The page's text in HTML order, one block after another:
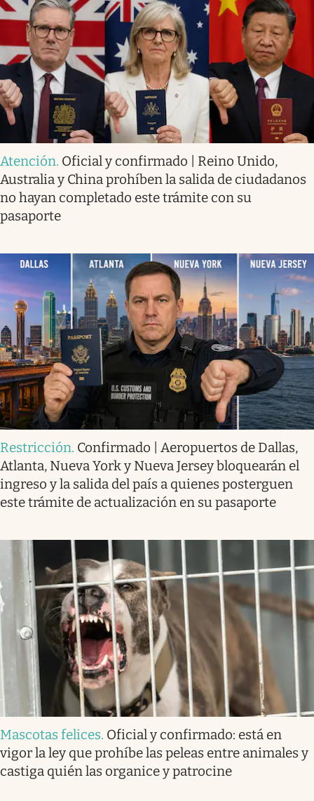
Atención. Oficial y confirmado | Reino Unido,
Australia y China prohíben la salida de ciudadanos
no hayan completado este trámite con su
pasaporte
Restricción. Confirmado | Aeropuertos de Dallas,
Atlanta, Nueva York y Nueva Jersey bloquearán el
ingreso y la salida del país a quienes posterguen
este trámite de actualización en su pasaporte
Mascotas felices. Oficial y confirmado: está en
vigor la ley que prohíbe las peleas entre animales y
castiga quién las organice y patrocine